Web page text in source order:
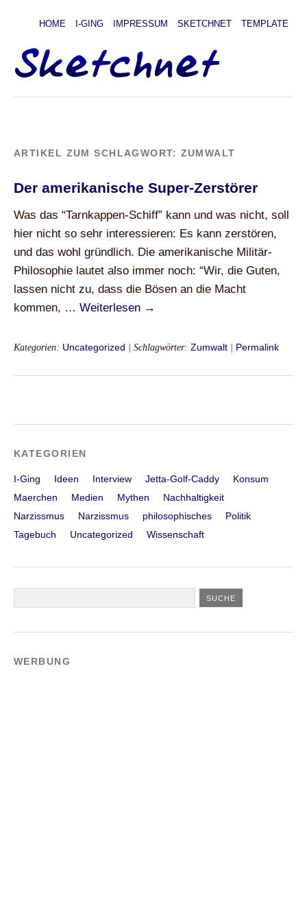
HOME I-GING IMPRESSUM SKETCHNET TEMPLATE
ARTIKEL ZUM SCHLAGWORT: ZUMWALT
Der amerikanische Super-Zerstörer
Was das “Tarnkappen-Schiff” kann und was nicht, soll
hier nicht so sehr interessieren: Es kann zerstören,
und das wohl gründlich. Die amerikanische Militär-
Philosophie lautet also immer noch: “Wir, die Guten,
lassen nicht zu, dass die Bösen an die Macht
kommen, … Weiterlesen →
Kategorien: Uncategorized | Schlagwörter: Zumwalt Permalink
KATEGORIEN
I-Ging Ideen Interview Jetta-Golf-Caddy
Konsum
Maerchen
Medien Mythen
Nachhaltigkeit
Narzissmus
Narzissmus philosophisches
Politik
Tagebuch
Uncategorized Wissenschaft
WERBUNG